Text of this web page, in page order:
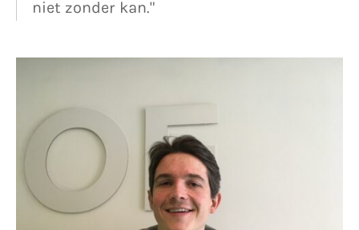
niet zonder kan."